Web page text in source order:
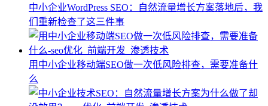
中小企业WordPress SEO：自然流量增长方案落地后，我
们重新检查了这三件事
用中小企业移动端SEO做一次低风险排查，需要准备什
么